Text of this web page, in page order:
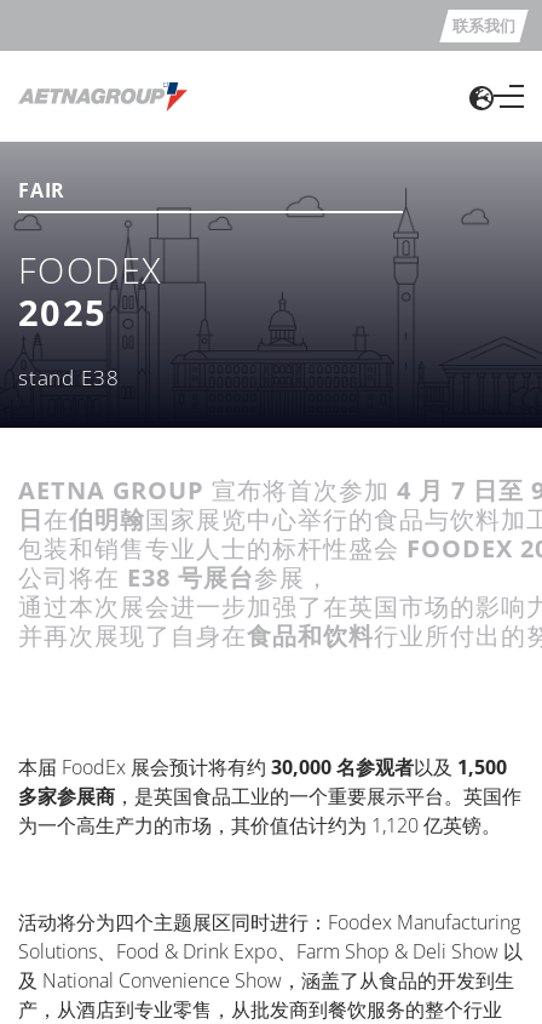
联系我们
FAIR
FOODEX
2025
stand E38
AETNA GROUP 宣布将首次参加 4 月 7 日至
日在伯明翰国家展览中心举行的食品与饮料加
包装和销售专业人士的标杆性盛会 FOODEX
公司将在 E38号展台参展，
通过本次展会进一步加强了在英国市场的影响
并再次展现了自身在食品和饮料行业所付出的
本届 FoodEx 展会预计将有约 30,000名参观者以及 1,500
多家参展商 ，是英国食品工业的一个重要展示平台。英国作
为一个高生产力的市场，其价值估计约为 1,120亿英镑。
活动将分为四个主题展区同时进行： Foodex Manufacturing
Solutions、Food & Drink Expo、Farm Shop & Deli Show 以
及 National Convenience Show ，涵盖了从食品的开发到生
产，从酒店到专业零售，从批发商到餐饮服务的整个行业